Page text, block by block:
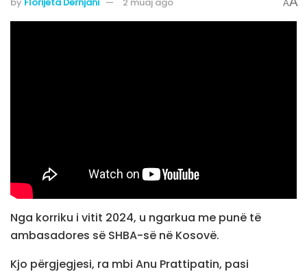
by Florijeta Dernjani 2 muaj ago A
Nga korriku i vitit 2024, u ngarkua me punë të
ambasadores së SHBA-së në Kosovë.
Kjo përgjegjesi, ra mbi Anu Prattipatin, pasi